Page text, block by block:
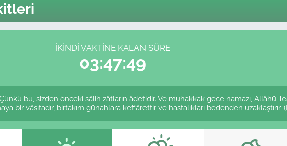
İKINDI VAKTINE KALAN SÜRE
03:47:49
bu, sizden önceki sâlih zâtların âdetidir. Ve muhakkak gece namazı, Allâhü
bir vâsıtadır, birtakım günahlara keffârettir ve hastalıkları bedenden uzaklaştırır.